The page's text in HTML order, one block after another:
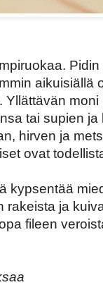
aikuisiällä
tai supien
hirven ja
ovat
kypsentää
rakeista ja
fileen